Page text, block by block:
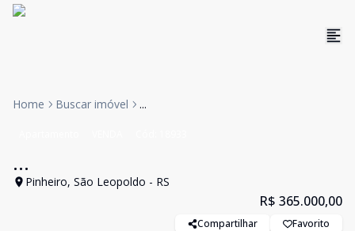
Home Buscar imóvel ...
...
Pinheiro, São Leopoldo - RS
R$ 365.000,00
Compartilhar Favorito